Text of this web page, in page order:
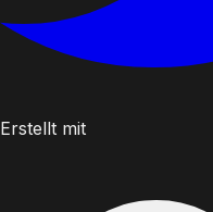
Erstellt mit